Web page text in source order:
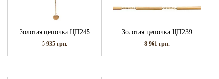
Золотая цепочка ЦП245
5 935 грн.
Золотая цепочка ЦП239
8 961грн.